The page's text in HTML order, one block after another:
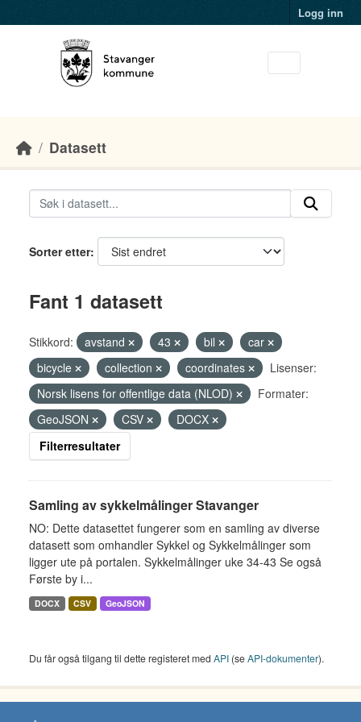
Logg inn
Datasett
Sorter etter
Fant 1 datasett
Stikkord: avstand 43 bil
car
bicycle
collection coordinates
Lisenser:
Norsk lisens for offentlige data (NLOD)
Formater:
GeoJSON
CSV
DOCX
Filterresultater
Samling av sykkelmålinger Stavanger
NO: Dette datasettet fungerer som en samling av diverse
datasett som omhandler Sykkel og Sykkelmålinger som
ligger ute på portalen. Sykkelmålinger uke 34-43 Se også
Første by i...
DOCX CSV GeoJSON
Du får også tilgang til dette registeret med API (seAPI-dokumenter).